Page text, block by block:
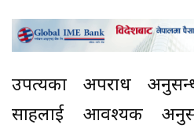
उपत्यका अपराध
साहलाई आवश्यक